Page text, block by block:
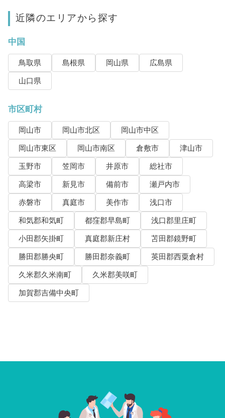
近隣のエリアから探す
中国
鳥取県 島根県 岡山県
広島県
山口県
市区町村
岡山市 岡山市北区
岡山市中区
岡山市東区
岡山市南区 倉敷市
津山市
玉野市
笠岡市 井原市
総社市
高梁市
新見市 備前市
瀬戸内市
赤磐市
真庭市 美作市
浅口市
和気郡和気町
都窪郡早島町
浅口郡里庄町
小田郡矢掛町
真庭郡新庄村
苫田郡鏡野町
勝田郡勝央町
勝田郡奈義町
英田郡西粟倉村
久米郡久米南町
久米郡美咲町
加賀郡吉備中央町